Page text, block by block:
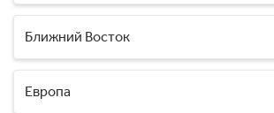
Ближний Восток
Европа